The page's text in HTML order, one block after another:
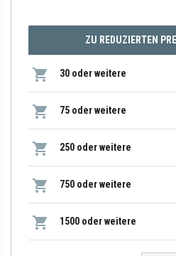
ZU REDUZIERTEN
30 oder weitere
75 oder weitere
250 oder weitere
750 oder weitere
1500 oder weitere